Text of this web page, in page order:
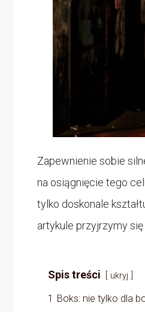
Zapewnienie sobie
na osiągnięcie tego
tylko doskonale
artykule przyjrzymy
Spis treści ukryj
1 Boks: nie tylko dla